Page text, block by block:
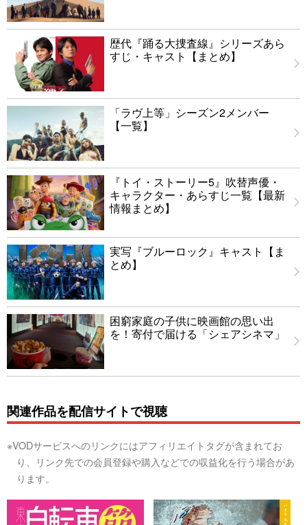
歴代『踊る大捜査線』シリーズあら
すじ・キャスト【まとめ】
「ラヴ上等」シーズン2メンバー
【一覧】
『トイ・ストーリー5』吹替声優・
キャラクター・あらすじ一覧【最新
情報まとめ】
実写『ブルーロック』キャスト【ま
とめ】
困窮家庭の子供に映画館の思い出
を！寄付で届ける「シェアシネマ」
関連作品を配信サイトで視聴
※VODサービスへのリンクにはアフィリエイトタグが含まれてお
り、リンク先での会員登録や購入などでの収益化を行う場合があ
ります。